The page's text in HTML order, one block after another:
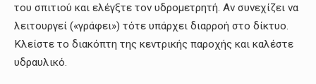
του σπιτιού και ελέγξτε τον υδρομετρητή. Αν συνεχίζει να
λειτουργεί («γράφει») τότε υπάρχει διαρροή στο δίκτυο.
Κλείστε το διακόπτη της κεντρικής παροχής και καλέστε
υδραυλικό.